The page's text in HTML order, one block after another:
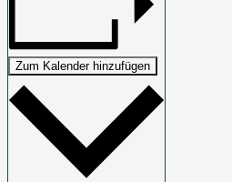
Zum Kalender hinzufügen